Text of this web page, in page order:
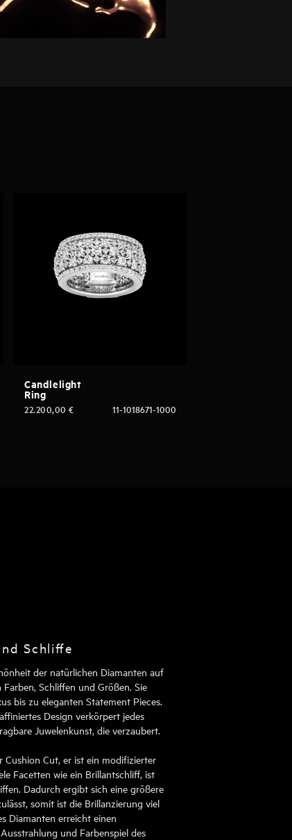
Candlelight
Ring
11-1018671-1000
22.200,00€
Schliffe
der natürlichen Diamanten auf
Schliffen und Größen. Sie
bis zu eleganten Statement Pieces.
Design verkörpert jedes
Juwelenkunst, die verzaubert.
Cushion Cut, er ist ein modifizierter
Facetten wie ein Brillantschliff, ist
Dadurch ergibt sich eine größere
somit ist die Brillanzierung viel
Diamanten erreicht einen
und Farbenspiel des